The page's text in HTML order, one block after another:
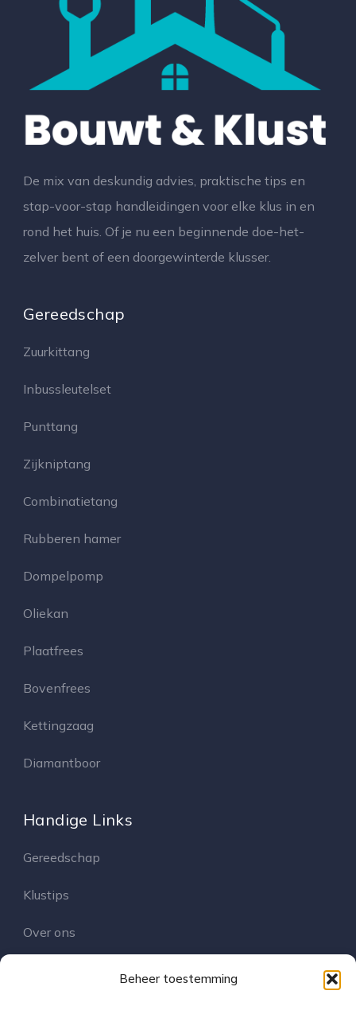
Beheer toestemming
De mix van deskundig advies, praktische tips en
stap-voor-stap handleidingen voor elke klus in en
rond het huis. Of je nu een beginnende doe-het-
zelver bent of een doorgewinterde klusser.
Gereedschap
Zuurkittang
Inbussleutelset
Punttang
Zijkniptang
Combinatietang
Rubberen hamer
Dompelpomp
Oliekan
Plaatfrees
Bovenfrees
Kettingzaag
Diamantboor
Handige Links
Gereedschap
Klustips
Over ons